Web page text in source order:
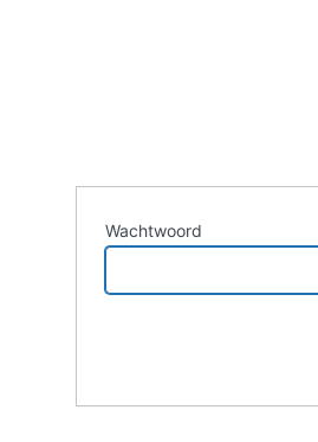
Wachtwoord